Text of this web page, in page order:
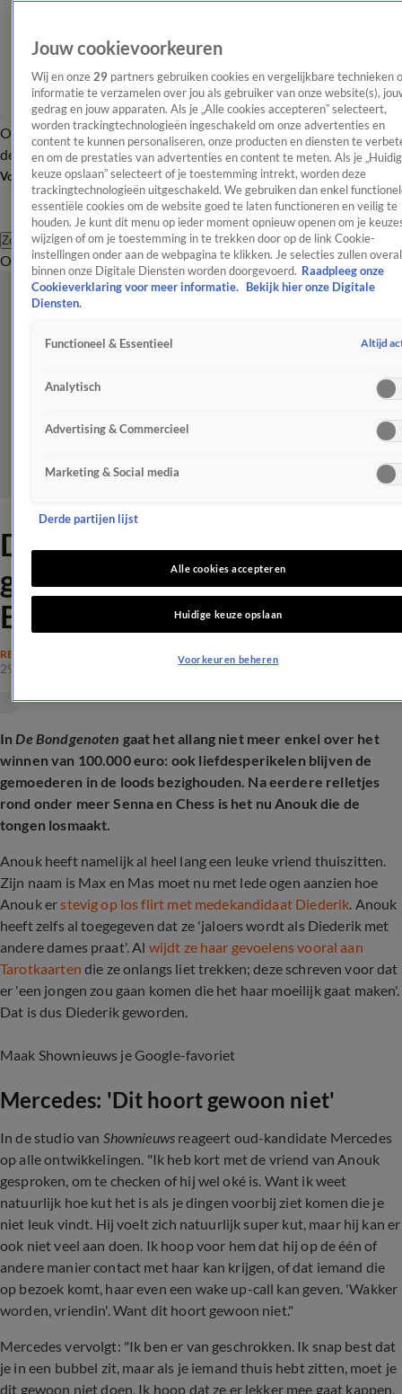
OverzichtAfleveringen Entertainment TV Algemeen
Tip
de redactieNieuwsbrief
Volg Shownieuws
Zoeken
OverzichtEntertainmentSpraakmakendRealityCrimeVideo's
Dit vindt vriend Anouk van
geflirt met Diederik in De
Bondgenoten
REALITY
29 juni 2026, 16:53
InDe Bondgenoten gaat het allang niet meer enkel over het
winnen van 100.000 euro: ook liefdesperikelen blijven de
gemoederen in de loods bezighouden. Na eerdere relletjes
rond onder meer Senna en Chess is het nu Anouk die de
tongen losmaakt.
Anouk heeft namelijk al heel lang een leuke vriend thuiszitten.
Zijn naam is Max en Mas moet nu met lede ogen aanzien hoe
Anouk erstevig op los flirt met medekandidaat Diederik. Anouk
heeft zelfs al toegegeven dat ze 'jaloers wordt als Diederik met
andere dames praat'. Al wijdt ze haar gevoelens vooral aan
Tarotkaarten die ze onlangs liet trekken; deze schreven voor dat
er 'een jongen zou gaan komen die het haar moeilijk gaat maken'.
Dat is dus Diederik geworden.
Maak Shownieuws je Google-favoriet
Mercedes: 'Dit hoort gewoon niet'
In de studio van Shownieuws reageert oud-kandidate Mercedes
op alle ontwikkelingen. "Ik heb kort met de vriend van Anouk
gesproken, om te checken of hij wel oké is. Want ik weet
natuurlijk hoe kut het is als je dingen voorbij ziet komen die je
niet leuk vindt. Hij voelt zich natuurlijk super kut, maar hij kan er
ook niet veel aan doen. Ik hoop voor hem dat hij op de één of
andere manier contact met haar kan krijgen, of dat iemand die
op bezoek komt, haar even een wake up-call kan geven. 'Wakker
worden, vriendin'. Want dit hoort gewoon niet."
Mercedes vervolgt: "Ik ben er van geschrokken. Ik snap best dat
je in een bubbel zit, maar als je iemand thuis hebt zitten, moet je
dit gewoon niet doen. Ik hoop dat ze er lekker mee gaat kappen,
Jouw cookievoorkeuren
Wij en onze 29 partners gebruiken cookies en vergelijkbare technieken
informatie te verzamelen over jou als gebruiker van onze website(s),
gedrag en jouw apparaten. Als je „Alle cookies accepteren” selecteert,
worden trackingtechnologieën ingeschakeld om onze advertenties en
content te kunnen personaliseren, onze producten en diensten te
en om de prestaties van advertenties en content te meten. Als je
keuze opslaan” selecteert of je toestemming intrekt, worden deze
trackingtechnologieën uitgeschakeld. We gebruiken dan enkel
essentiële cookies om de website goed te laten functioneren en veilig te
houden. Je kunt dit menu op ieder moment opnieuw openen om je
wijzigen of om je toestemming in te trekken door op de link Cookie-
instellingen onder aan de webpagina te klikken. Je selecties zullen overal
binnen onze Digitale Diensten worden doorgevoerd. Raadpleeg onze
Cookieverklaring voor meer informatie.
Bekijk hier onze Digitale
Diensten.
Functioneel & Essentieel Altijd
Analytisch
Advertising & Commercieel
Marketing & Social media
Derde partijen lijst
Alle cookies accepteren
Huidige keuze opslaan
Voorkeuren beheren